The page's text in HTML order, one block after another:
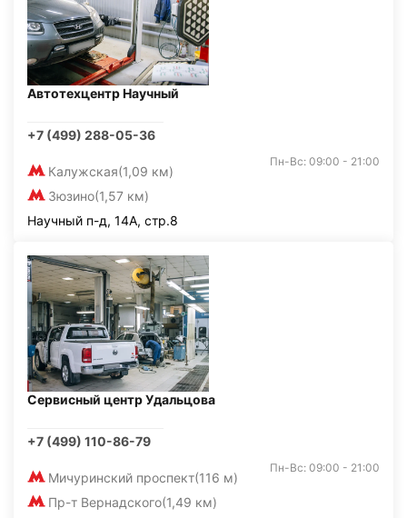
Автотехцентр Научный
+7 (499) 288-05-36
Калужская(1,09 км)
Зюзино(1,57 км)
Пн-Вс: 09:00 - 21:00
Научный п-д, 14А, стр.8
Сервисный центр Удальцова
+7 (499) 110-86-79
Мичуринский проспект(116 м)
Пр-т Вернадского(1,49 км)
Пн-Вс: 09:00 - 21:00